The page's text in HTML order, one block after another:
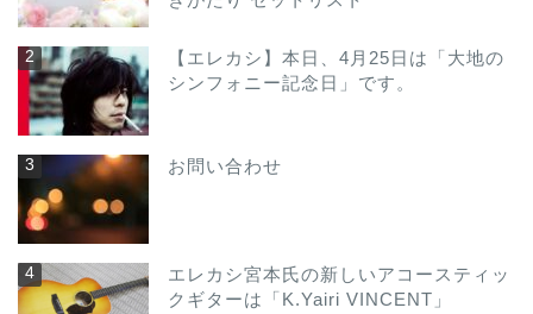
【エレカシ】本日、4月25日は「大地の
シンフォニー記念日」です。
お問い合わせ
エレカシ宮本氏の新しいアコースティッ
クギターは「K.Yairi VINCENT」